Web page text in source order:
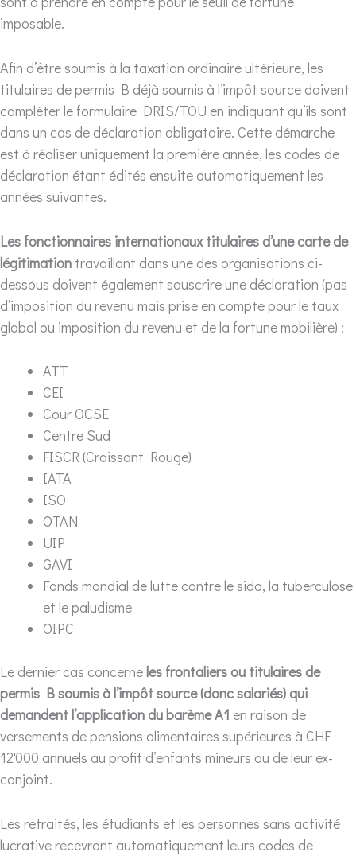
imposable.
Afin d’être soumis à la taxation ordinaire ultérieure, les
titulaires de permis B déjà soumis à l’impôt source doivent
compléter le formulaire DRIS/TOU en indiquant qu’ils sont
dans un cas de déclaration obligatoire. Cette démarche
est à réaliser uniquement la première année, les codes de
déclaration étant édités ensuite automatiquement les
années suivantes.
Les fonctionnaires internationaux titulaires d’une carte de
légitimation travaillant dans une des organisations ci-
dessous doivent également souscrire une déclaration (pas
d’imposition du revenu mais prise en compte pour le taux
global ou imposition du revenu et de la fortune mobilière) :
ATT
CEI
Cour OCSE
Centre Sud
FISCR (Croissant Rouge)
IATA
ISO
OTAN
UIP
GAVI
Fonds mondial de lutte contre le sida, la tuberculose
et le paludisme
OIPC
Le dernier cas concerneles frontaliers ou titulaires de
permis B soumis à l’impôt source (donc salariés) qui
demandent l’application du barème A1 en raison de
versements de pensions alimentaires supérieures à CHF
12'000 annuels au profit d’enfants mineurs ou de leur ex-
conjoint.
Les retraités, les étudiants et les personnes sans activité
lucrative recevront automatiquement leurs codes de